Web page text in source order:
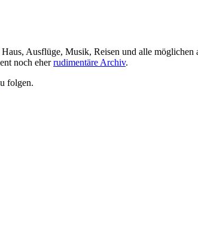
Ausflüge, Musik, Reisen und alle möglichen
noch eherrudimentäre Archiv.
folgen.